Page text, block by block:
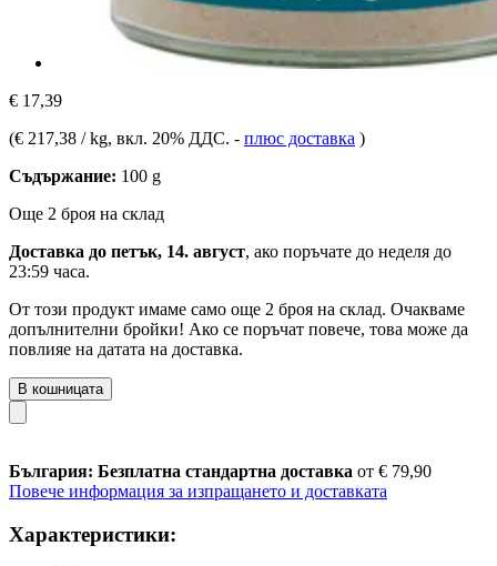
€ 17,39
(€ 217,38 / kg, вкл. 20% ДДС. - плюс доставка )
Съдържание: 100 g
Още 2 броя на склад
Доставка до петък, 14. август, ако поръчате до неделя до
23:59 часа.
От този продукт имаме само още 2 броя на склад. Очакваме
допълнителни бройки! Ако се поръчат повече, това може да
повлияе на датата на доставка.
В кошницата
България: Безплатна стандартна доставка от € 79,90
Повече информация за изпращането и доставката
Характеристики: